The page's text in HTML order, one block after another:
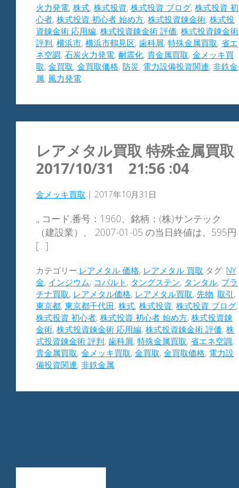
火力発電,株式,株式投資,株式投資 ブログ,株式投資 初
心者,株式投資 初心者 始め方,株式投資錬金術,株式投
資錬金術 応用編,株式投資錬金術 評価,株式投資錬金術
評判,横浜市,横浜市鶴見区,歯科屑,特殊金属買取,省エ
ネ空調,石炭火力発電,耐震化,貴金属買取,金メッキ買
取,金買取,金買取価格,防災, 電力設備投資関連,非鉄金
属, 風力発電
レアメタル買取 特殊金属買取
2017/10/31 21:56 :04
金メッキ買取 | 2017年10月31日
,, コード,番号：1960、銘柄：(株)サンテック
（建設業）、 2007-01-05 の当日終値は、595円
[…]
カテゴリー:レアメタル 価格, レアメタル 買取 タグ: NY
金, インジウム, コバルト , タングステン, タンタル, プラ
チナ買取, レアメタル価格, レアメタル買取,先物,取引 ,
東京都,東京都千代田,株式,株式投資,株式投資 ブログ,
株式投資 初心者,株式投資 初心者 始め方,株式投資錬
金術,株式投資錬金術 応用編,株式投資錬金術 評価,株
式投資錬金術 評判,歯科屑,特殊金属買取,省エネ空調,
貴金属買取,金メッキ買取,金買取,金買取価格, 電力設
備投資関連,非鉄金属